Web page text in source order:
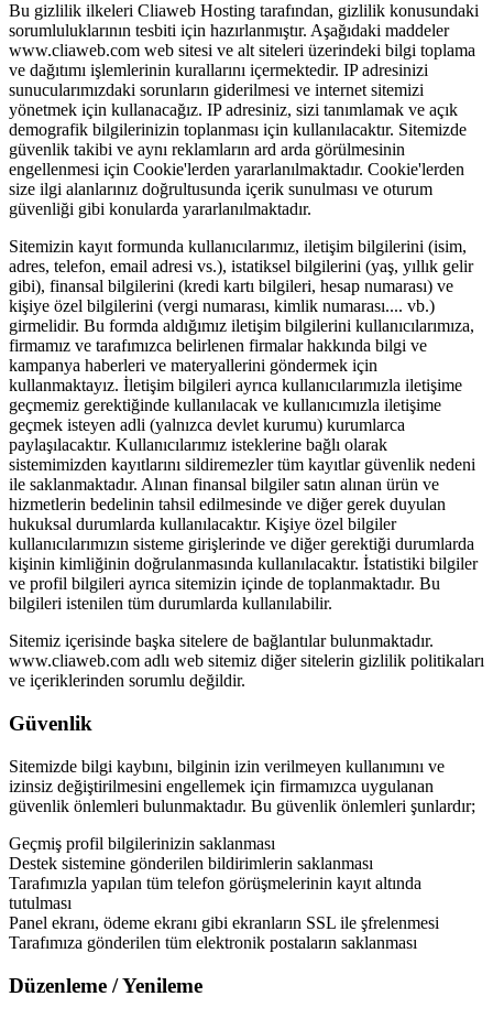
Bu gizlilik ilkeleri Cliaweb Hosting tarafından, gizlilik konusundaki
sorumluluklarının tesbiti için hazırlanmıştır. Aşağıdaki maddeler
www.cliaweb.com web sitesi ve alt siteleri üzerindeki bilgi toplama
ve dağıtımı işlemlerinin kurallarını içermektedir. IP adresinizi
sunucularımızdaki sorunların giderilmesi ve internet sitemizi
yönetmek için kullanacağız. IP adresiniz, sizi tanımlamak ve açık
demografik bilgilerinizin toplanması için kullanılacaktır. Sitemizde
güvenlik takibi ve aynı reklamların ard arda görülmesinin
engellenmesi için Cookie'lerden yararlanılmaktadır. Cookie'lerden
size ilgi alanlarınız doğrultusunda içerik sunulması ve oturum
güvenliği gibi konularda yararlanılmaktadır.
Sitemizin kayıt formunda kullanıcılarımız, iletişim bilgilerini (isim,
adres, telefon, email adresi vs.), istatiksel bilgilerini (yaş, yıllık gelir
gibi), finansal bilgilerini (kredi kartı bilgileri, hesap numarası) ve
kişiye özel bilgilerini (vergi numarası, kimlik numarası.... vb.)
girmelidir. Bu formda aldığımız iletişim bilgilerini kullanıcılarımıza,
firmamız ve tarafımızca belirlenen firmalar hakkında bilgi ve
kampanya haberleri ve materyallerini göndermek için
kullanmaktayız. İletişim bilgileri ayrıca kullanıcılarımızla iletişime
geçmemiz gerektiğinde kullanılacak ve kullanıcımızla iletişime
geçmek isteyen adli (yalnızca devlet kurumu) kurumlarca
paylaşılacaktır. Kullanıcılarımız isteklerine bağlı olarak
sistemimizden kayıtlarını sildiremezler tüm kayıtlar güvenlik nedeni
ile saklanmaktadır. Alınan finansal bilgiler satın alınan ürün ve
hizmetlerin bedelinin tahsil edilmesinde ve diğer gerek duyulan
hukuksal durumlarda kullanılacaktır. Kişiye özel bilgiler
kullanıcılarımızın sisteme girişlerinde ve diğer gerektiği durumlarda
kişinin kimliğinin doğrulanmasında kullanılacaktır. İstatistiki bilgiler
ve profil bilgileri ayrıca sitemizin içinde de toplanmaktadır. Bu
bilgileri istenilen tüm durumlarda kullanılabilir.
Sitemiz içerisinde başka sitelere de bağlantılar bulunmaktadır.
www.cliaweb.com adlı web sitemiz diğer sitelerin gizlilik politikaları
ve içeriklerinden sorumlu değildir.
Güvenlik
Sitemizde bilgi kaybını, bilginin izin verilmeyen kullanımını ve
izinsiz değiştirilmesini engellemek için firmamızca uygulanan
güvenlik önlemleri bulunmaktadır. Bu güvenlik önlemleri şunlardır;
Geçmiş profil bilgilerinizin saklanması
Destek sistemine gönderilen bildirimlerin saklanması
Tarafımızla yapılan tüm telefon görüşmelerinin kayıt altında
tutulması
Panel ekranı, ödeme ekranı gibi ekranların SSL ile şfrelenmesi
Tarafımıza gönderilen tüm elektronik postaların saklanması
Düzenleme / Yenileme